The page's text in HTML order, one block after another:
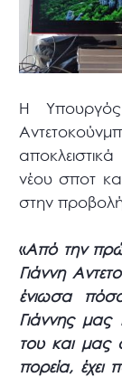
Η
νέου σποτ
στην
«Από την
Γιάννη
ένιωσα
Γιάννης μας
του και μας
πορεία,